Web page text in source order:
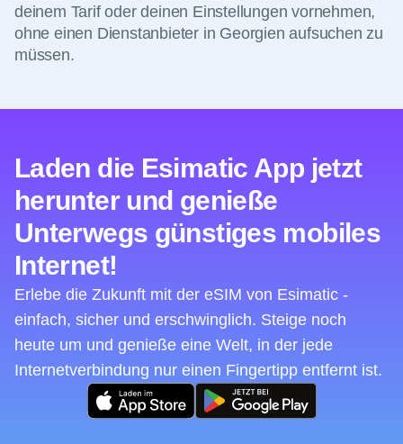
deinem Tarif oder deinen Einstellungen vornehmen,
ohne einen Dienstanbieter in Georgien aufsuchen zu
müssen.
Laden die Esimatic App jetzt
herunter und genieße
Unterwegs günstiges mobiles
Internet!
Erlebe die Zukunft mit der eSIM von Esimatic -
einfach, sicher und erschwinglich. Steige noch
heute um und genieße eine Welt, in der jede
Internetverbindung nur einen Fingertipp entfernt ist.